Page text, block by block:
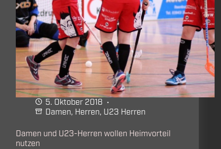
5. Oktober 2018
Damen, Herren, U23 Herren
Damen und U23-Herren wollen Heimvorteil
nutzen